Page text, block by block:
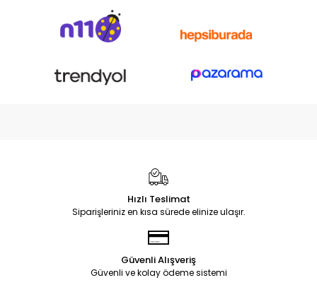
Hızlı Teslimat
Siparişleriniz en kısa sürede elinize ulaşır.
Güvenli Alışveriş
Güvenli ve kolay ödeme sistemi